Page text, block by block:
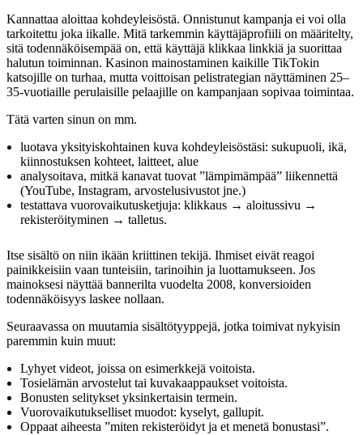
Kannattaa aloittaa kohdeyleisöstä. Onnistunut kampanja ei voi olla
tarkoitettu joka iikalle. Mitä tarkemmin käyttäjäprofiili on määritelty,
sitä todennäköisempää on, että käyttäjä klikkaa linkkiä ja suorittaa
halutun toiminnan. Kasinon mainostaminen kaikille TikTokin
katsojille on turhaa, mutta voittoisan pelistrategian näyttäminen 25–
35-vuotiaille perulaisille pelaajille on kampanjaan sopivaa toimintaa.
Tätä varten sinun on mm.
luotava yksityiskohtainen kuva kohdeyleisöstäsi: sukupuoli, ikä,
kiinnostuksen kohteet, laitteet, alue
analysoitava, mitkä kanavat tuovat ”lämpimämpää” liikennettä
(YouTube, Instagram, arvostelusivustot jne.)
testattava vuorovaikutusketjuja: klikkaus → aloitussivu →
rekisteröityminen → talletus.
Itse sisältö on niin ikään kriittinen tekijä. Ihmiset eivät reagoi
painikkeisiin vaan tunteisiin, tarinoihin ja luottamukseen. Jos
mainoksesi näyttää bannerilta vuodelta 2008, konversioiden
todennäköisyys laskee nollaan.
Seuraavassa on muutamia sisältötyyppejä, jotka toimivat nykyisin
paremmin kuin muut:
Lyhyet videot, joissa on esimerkkejä voitoista.
Tosielämän arvostelut tai kuvakaappaukset voitoista.
Bonusten selitykset yksinkertaisin termein.
Vuorovaikutukselliset muodot: kyselyt, gallupit.
Oppaat aiheesta ”miten rekisteröidyt ja et menetä bonustasi”.